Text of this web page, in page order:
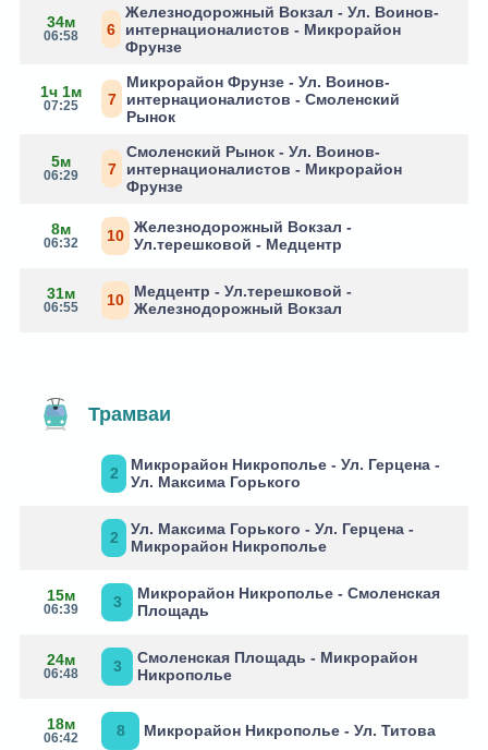
34м
06:58 6
Железнодорожный Вокзал - Ул. Воинов-
интернационалистов - Микрорайон
Фрунзе
1ч 1м
07:25 7
Микрорайон Фрунзе - Ул. Воинов-
интернационалистов - Смоленский
Рынок
5м
06:29 7
Смоленский Рынок - Ул. Воинов-
интернационалистов - Микрорайон
Фрунзе
8м
06:32 10 Железнодорожный Вокзал -
Ул.терешковой - Медцентр
31м
06:55 10
Медцентр - Ул.терешковой -
Железнодорожный Вокзал
Трамваи
2
Микрорайон Никрополье - Ул. Герцена -
Ул. Максима Горького
2
Ул. Максима Горького - Ул. Герцена -
Микрорайон Никрополье
15м
06:39 3
Микрорайон Никрополье - Смоленская
Площадь
24м
06:48 3
Смоленская Площадь - Микрорайон
Никрополье
18м
06:42 8 Микрорайон Никрополье - Ул. Титова